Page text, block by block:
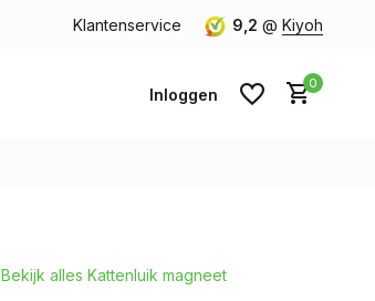
Klantenservice 9,2 @ Kiyoh
Inloggen
Account aanmaken
0
Bekijk alles Kattenluik magneet